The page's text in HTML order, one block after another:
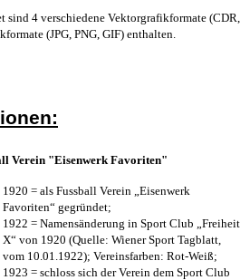
sind 4 verschiedene Vektorgrafikformate (CDR,
(JPG, PNG, GIF) enthalten.
Verein "Eisenwerk Favoriten"
1920 = als Fussball Verein „Eisenwerk
Favoriten“ gegründet;
1922 = Namensänderung in Sport Club „Freiheit
X“ von 1920 (Quelle: Wiener Sport Tagblatt,
vom 10.01.1922); Vereinsfarben: Rot-Weiß;
1923 = schloss sich der Verein dem Sport Club